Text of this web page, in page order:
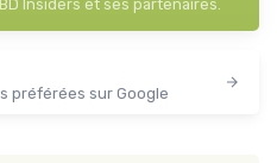
Insiders et ses partenaires.
préférées sur Google